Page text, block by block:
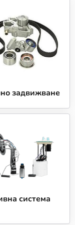
и
знаем колко
и затова
световни
нас:
които
качество.
и достъпна
или
са
Hiace,
че ще
автомобил.
доставка в
нужните
задвижване
система